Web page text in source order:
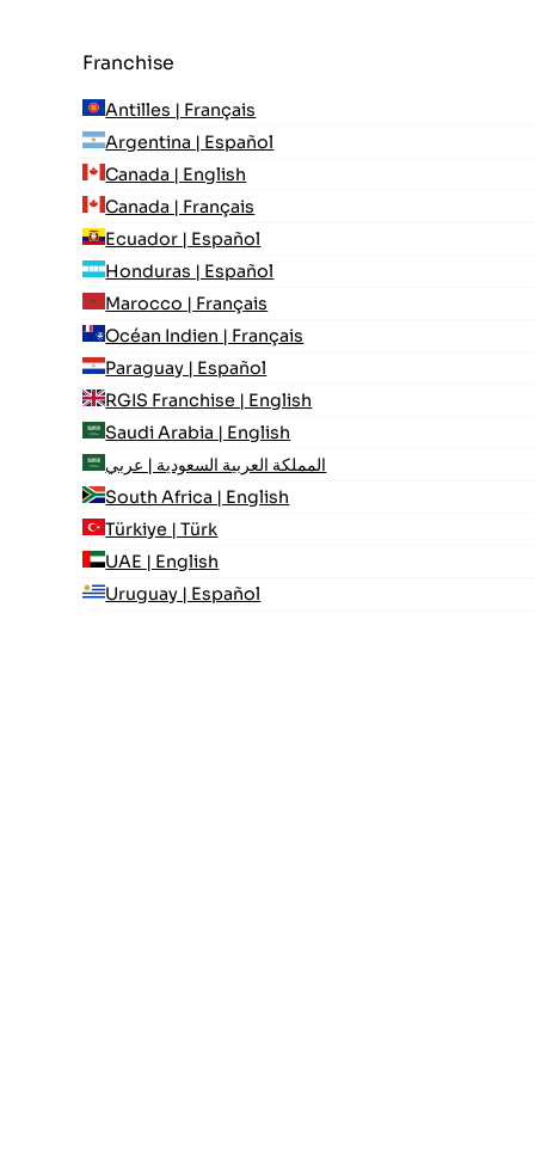
Franchise
Antilles | Français
Argentina | Español
Canada | English
Canada | Français
Ecuador | Español
Honduras | Español
Marocco | Français
Océan Indien | Français
Paraguay | Español
RGIS Franchise | English
Saudi Arabia | English
المملكة العربية السعودية | عربي
South Africa | English
Türkiye | Türk
UAE | English
Uruguay | Español